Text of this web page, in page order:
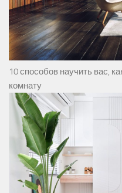
10 способов научить вас,
комнату